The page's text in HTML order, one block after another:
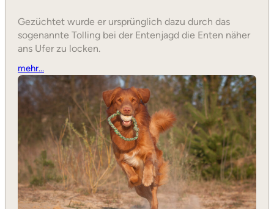
Gezüchtet wurde er ursprünglich dazu durch das
sogenannte Tolling bei der Entenjagd die Enten näher
ans Ufer zu locken.
mehr…